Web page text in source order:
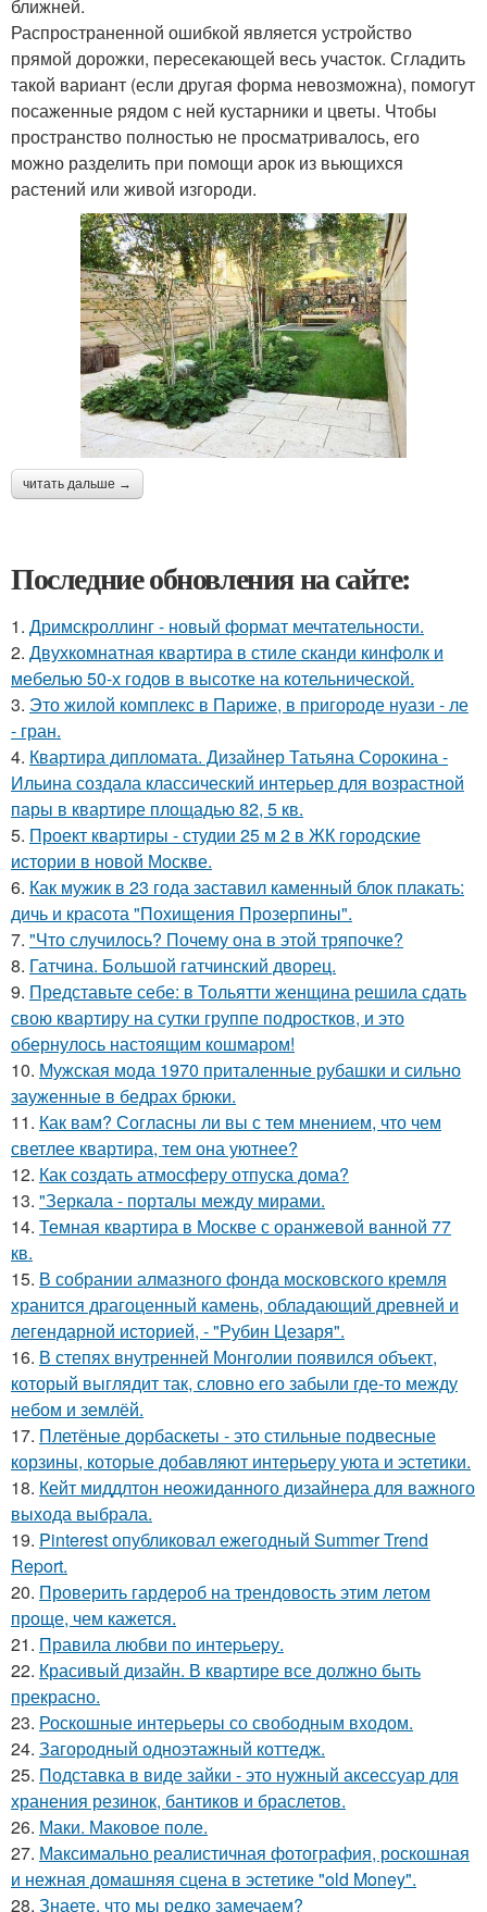
ближней.
Распространенной ошибкой является устройство
прямой дорожки, пересекающей весь участок. Сгладить
такой вариант (если другая форма невозможна), помогут
посаженные рядом с ней кустарники и цветы. Чтобы
пространство полностью не просматривалось, его
можно разделить при помощи арок из вьющихся
растений или живой изгороди.
читать дальше →
Последние обновления на сайте:
1. Дримскроллинг - новый формат мечтательности.
2. Двухкомнатная квартира в стиле сканди кинфолк и
мебелью 50-х годов в высотке на котельнической.
3. Это жилой комплекс в Париже, в пригороде нуази - ле
- гран.
4. Квартира дипломата. Дизайнер Татьяна Сорокина -
Ильина создала классический интерьер для возрастной
пары в квартире площадью 82, 5 кв.
5. Проект квартиры - студии 25 м 2 в ЖК городские
истории в новой Москве.
6. Как мужик в 23 года заставил каменный блок плакать:
дичь и красота "Похищения Прозерпины".
7. "Что случилось? Почему она в этой тряпочке?
8. Гатчина. Большой гатчинский дворец.
9. Представьте себе: в Тольятти женщина решила сдать
свою квартиру на сутки группе подростков, и это
обернулось настоящим кошмаром!
10. Мужская мода 1970 приталенные рубашки и сильно
зауженные в бедрах брюки.
11. Как вам? Согласны ли вы с тем мнением, что чем
светлее квартира, тем она уютнее?
12. Как создать атмосферу отпуска дома?
13. "Зеркала - порталы между мирами.
14. Темная квартира в Москве с оранжевой ванной 77
кв.
15. В собрании алмазного фонда московского кремля
хранится драгоценный камень, обладающий древней и
легендарной историей, - "Рубин Цезаря".
16. В степях внутренней Монголии появился объект,
который выглядит так, словно его забыли где-то между
небом и землёй.
17. Плетёные дорбаскеты - это стильные подвесные
корзины, которые добавляют интерьеру уюта и эстетики.
18. Кейт миддлтон неожиданного дизайнера для важного
выхода выбрала.
19. Pinterest опубликовал ежегодный Summer Trend
Report.
20. Проверить гардероб на трендовость этим летом
проще, чем кажется.
21. Правила любви по интеpьеpу.
22. Красивый дизайн. В квартире все должно быть
прекрасно.
23. Роскошные интерьеры со свободным входом.
24. Загородный одноэтажный коттедж.
25. Подставка в виде зайки - это нужный аксессуар для
хранения резинок, бантиков и браслетов.
26. Маки. Маковое поле.
27. Максимально реалистичная фотография, роскошная
и нежная домашняя сцена в эстетике "old Money".
28. Знаете, что мы редко замечаем?